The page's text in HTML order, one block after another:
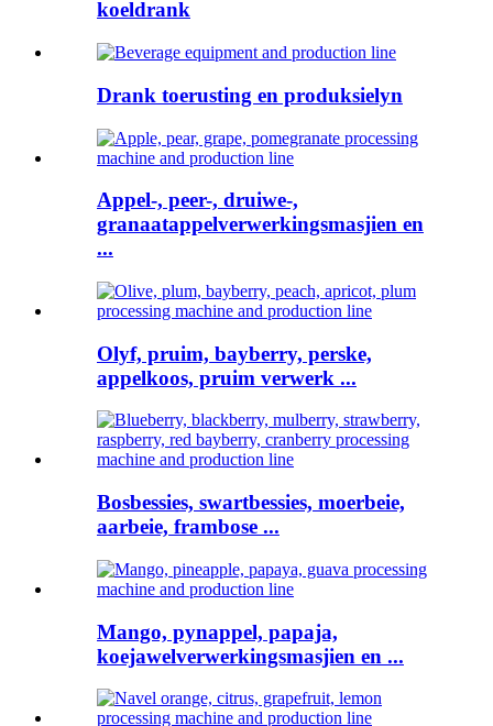
koeldrank
Drank toerusting en produksielyn
Appel-, peer-, druiwe-,
granaatappelverwerkingsmasjien en
...
Olyf, pruim, bayberry, perske,
appelkoos, pruim verwerk ...
Bosbessies, swartbessies, moerbeie,
aarbeie, frambose ...
Mango, pynappel, papaja,
koejawelverwerkingsmasjien en ...